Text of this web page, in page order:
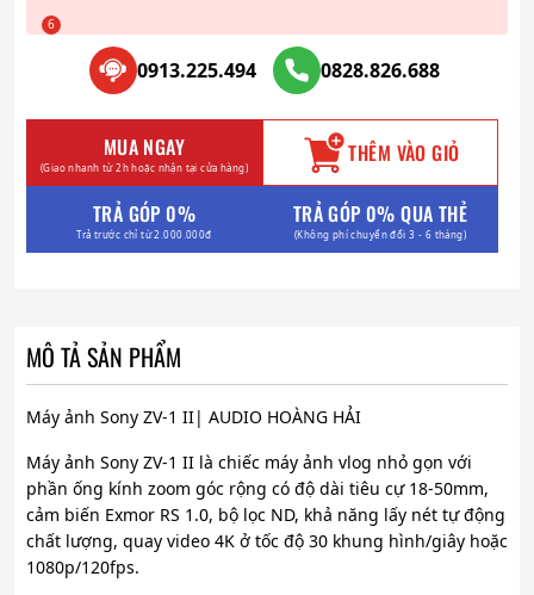
0913.225.494 0828.826.688
MUA NGAY
(Giao nhanh từ 2h hoặc nhận tại cửa hàng) THÊM VÀO GIỎ
TRẢ GÓP 0%
Trả trước chỉ từ 2.000.000đ
TRẢ GÓP 0% QUA THẺ
(Không phí chuyển đổi 3 - 6 tháng)
MÔ TẢ SẢN PHẨM
Máy ảnh Sony ZV-1 II| AUDIO HOÀNG HẢI
Máy ảnh Sony ZV-1 II là chiếc máy ảnh vlog nhỏ gọn với
phần ống kính zoom góc rộng có độ dài tiêu cự 18-50mm,
cảm biến Exmor RS 1.0, bộ lọc ND, khả năng lấy nét tự động
chất lượng, quay video 4K ở tốc độ 30 khung hình/giây hoặc
1080p/120fps.